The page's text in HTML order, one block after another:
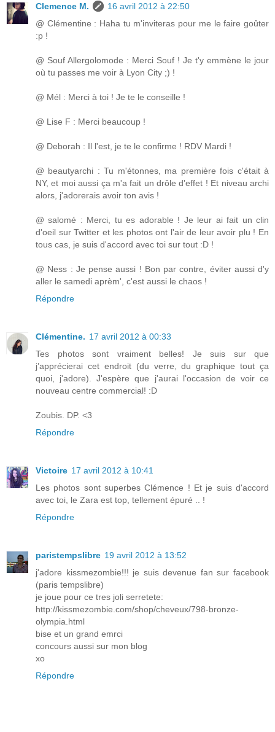
Clemence M.
16 avril 2012 à 22:50
@ Clémentine : Haha tu m'inviteras pour me le faire goûter
:p !
@ Souf Allergolomode : Merci Souf ! Je t'y emmène le jour
où tu passes me voir à Lyon City ;) !
@ Mél : Merci à toi ! Je te le conseille !
@ Lise F : Merci beaucoup !
@ Deborah : Il l'est, je te le confirme ! RDV Mardi !
@ beautyarchi : Tu m'étonnes, ma première fois c'était à
NY, et moi aussi ça m'a fait un drôle d'effet ! Et niveau archi
alors, j'adorerais avoir ton avis !
@ salomé : Merci, tu es adorable ! Je leur ai fait un clin
d'oeil sur Twitter et les photos ont l'air de leur avoir plu ! En
tous cas, je suis d'accord avec toi sur tout :D !
@ Ness : Je pense aussi ! Bon par contre, éviter aussi d'y
aller le samedi aprèm', c'est aussi le chaos !
Répondre
Clémentine. 17 avril 2012 à 00:33
Tes photos sont vraiment belles! Je suis sur que
j’apprécierai cet endroit (du verre, du graphique tout ça
quoi, j'adore). J'espère que j'aurai l'occasion de voir ce
nouveau centre commercial! :D
Zoubis. DP. <3
Répondre
Victoire 17 avril 2012 à 10:41
Les photos sont superbes Clémence ! Et je suis d'accord
avec toi, le Zara est top, tellement épuré .. !
Répondre
paristempslibre 19 avril 2012 à 13:52
j'adore kissmezombie!!! je suis devenue fan sur facebook
(paris tempslibre)
je joue pour ce tres joli serretete:
http://kissmezombie.com/shop/cheveux/798-bronze-
olympia.html
bise et un grand emrci
concours aussi sur mon blog
xo
Répondre